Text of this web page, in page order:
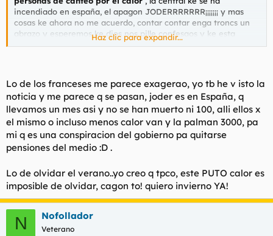
incendiado en españa, el apagon JODERRRRRRR¡¡¡¡¡¡¡ y mas
cosas ke ahora no me acuerdo, contar contar enga troncs un
abrazo y esperemos ke dios nos pille confesaos y ke esta
locura termine pronto por favor ,CREO KE NUNCA OLVIDARE
X FILES tiroriroriro ri ro(Banda sonora)
Haz clic para expandir...
Lo de los franceses me parece exagerao, yo tb he v isto la
noticia y me parece q se pasan, joder es en España, q
llevamos un mes asi y no se han muerto ni 100, alli ellos x
el mismo o incluso menos calor van y la palman 3000, pa
mi q es una conspiracion del gobierno pa quitarse
pensiones del medio :D .
Lo de olvidar el verano..yo creo q tpco, este PUTO calor es
imposible de olvidar, cagon to! quiero invierno YA!
N Nofollador
Veterano